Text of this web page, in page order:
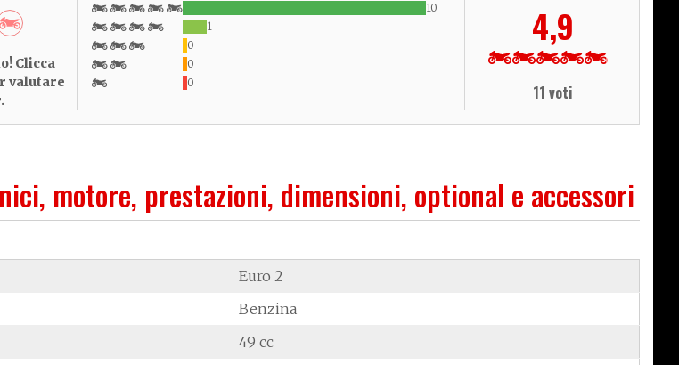
Clicca
valutare
10
1
0
0
0
4,9
11 voti
motore, prestazioni, dimensioni, optional e accessori
Euro 2
Benzina
49 cc